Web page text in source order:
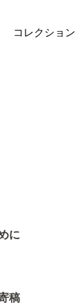
コレクション
に
稿